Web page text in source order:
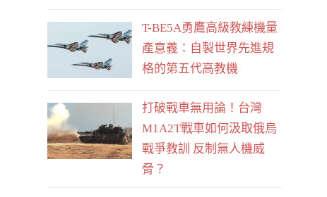
T-BE5A勇鷹高級教練機量
產意義：自製世界先進規
格的第五代高教機
打破戰車無用論！台灣
M1A2T戰車如何汲取俄烏
戰爭教訓 反制無人機威
脅？